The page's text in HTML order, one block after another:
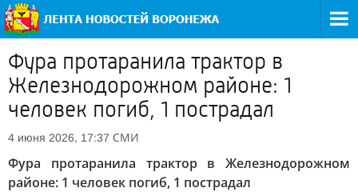
Фура протаранила трактор в
Железнодорожном районе: 1
человек погиб, 1 пострадал
4 июня 2026, 17:37 СМИ
Фура протаранила трактор в Железнодорожном
районе: 1 человек погиб, 1 пострадал